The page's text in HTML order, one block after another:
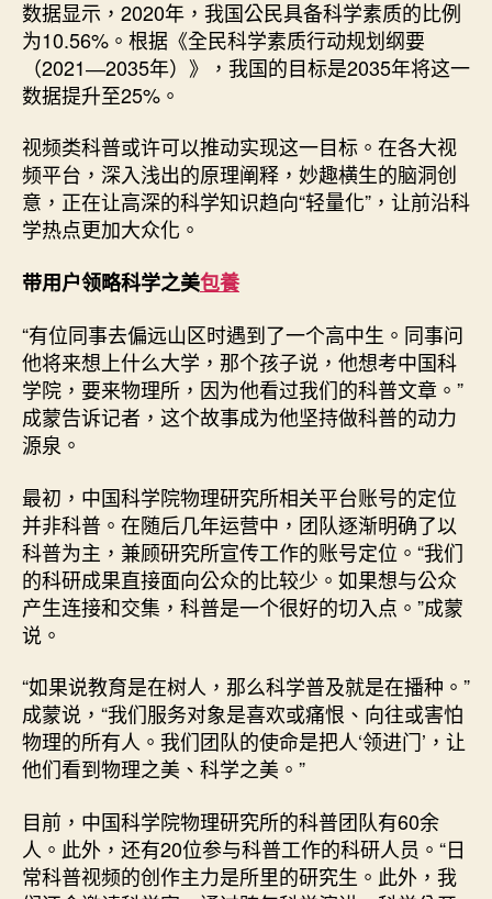
数据显示，2020年，我国公民具备科学素质的比例
为10.56%。根据《全民科学素质行动规划纲要
（2021―2035年）》，我国的目标是2035年将这一
数据提升至25%。
视频类科普或许可以推动实现这一目标。在各大视
频平台，深入浅出的原理阐释，妙趣横生的脑洞创
意，正在让高深的科学知识趋向“轻量化”，让前沿科
学热点更加大众化。
带用户领略科学之美包養
“有位同事去偏远山区时遇到了一个高中生。同事问
他将来想上什么大学，那个孩子说，他想考中国科
学院，要来物理所，因为他看过我们的科普文章。”
成蒙告诉记者，这个故事成为他坚持做科普的动力
源泉。
最初，中国科学院物理研究所相关平台账号的定位
并非科普。在随后几年运营中，团队逐渐明确了以
科普为主，兼顾研究所宣传工作的账号定位。“我们
的科研成果直接面向公众的比较少。如果想与公众
产生连接和交集，科普是一个很好的切入点。”成蒙
说。
“如果说教育是在树人，那么科学普及就是在播种。”
成蒙说，“我们服务对象是喜欢或痛恨、向往或害怕
物理的所有人。我们团队的使命是把人‘领进门’，让
他们看到物理之美、科学之美。”
目前，中国科学院物理研究所的科普团队有60余
人。此外，还有20位参与科普工作的科研人员。“日
常科普视频的创作主力是所里的研究生。此外，我